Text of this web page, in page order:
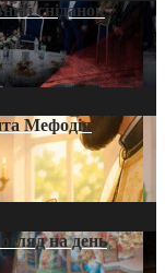
сніданок
Мефодія
на день